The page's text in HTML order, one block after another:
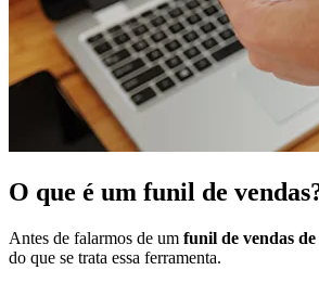
O que é um funil de
Antes de falarmos de um funil de vendas
do que se trata essa ferramenta.